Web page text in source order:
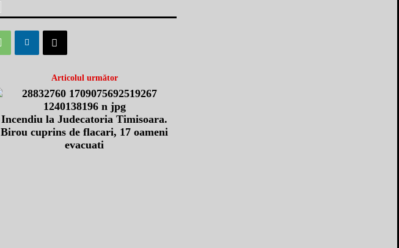
Articolul următor
Incendiu la Judecatoria Timisoara.
Birou cuprins de flacari, 17 oameni
evacuati